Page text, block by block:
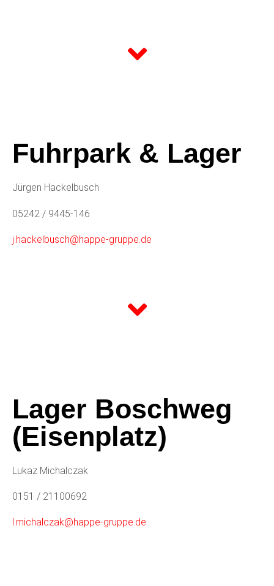
Fuhrpark & Lager
Jürgen Hackelbusch
05242 / 9445-146
j.hackelbusch@happe-gruppe.de
Lager Boschweg
(Eisenplatz)
Lukaz Michalczak
0151 / 21100692
l.michalczak@happe-gruppe.de